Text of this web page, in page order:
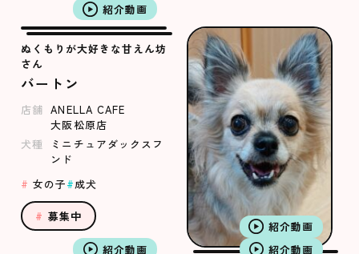
紹介動画
ぬくもりが大好きな甘えん坊
さん
バートン
店舗 ANELLA CAFE
大阪松原店
犬種
ミニチュアダックスフ
ンド
女の子
成犬
募集中
紹介動画
紹介動画 紹介動画